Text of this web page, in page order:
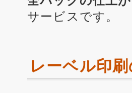
サービスです。
レーベル印